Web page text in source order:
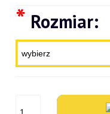
* Rozmiar: